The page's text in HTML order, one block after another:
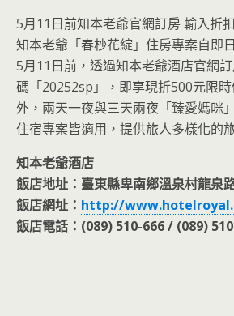
5月11日前知本老爺官網訂房 輸入折
知本老爺「春杪花綻」住房專案自即
5月11日前，透過知本老爺酒店官網
碼「20252sp」，即享現折500元限
外，兩天一夜與三天兩夜「臻愛媽咪
住宿專案皆適用，提供旅人多樣化的
知本老爺酒店
飯店地址：臺東縣卑南鄉溫泉村龍泉
飯店網址： http://
飯店電話：(089) 510-666 / (089)